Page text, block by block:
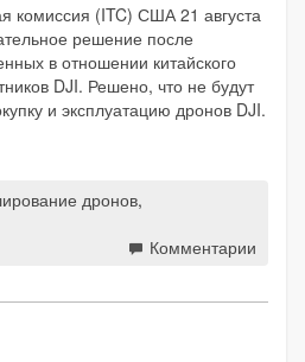
комиссия (ITC) США 21 августа
решение после
в отношении китайского
DJI. Решено, что не будут
и эксплуатацию дронов DJI.
дронов,
Комментарии